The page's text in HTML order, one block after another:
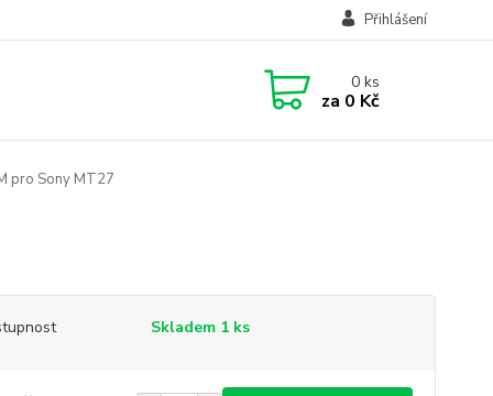
Přihlášení
0ks
za 0 Kč
pro Sony MT27
Skladem 1 ks